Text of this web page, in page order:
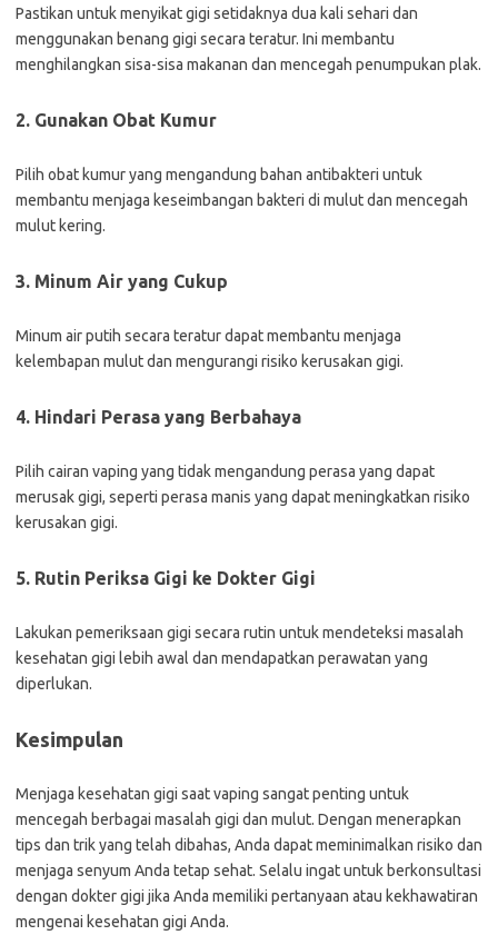
Pastikan untuk menyikat gigi setidaknya dua kali sehari dan
menggunakan benang gigi secara teratur. Ini membantu
menghilangkan sisa-sisa makanan dan mencegah penumpukan plak.
2. Gunakan Obat Kumur
Pilih obat kumur yang mengandung bahan antibakteri untuk
membantu menjaga keseimbangan bakteri di mulut dan mencegah
mulut kering.
3. Minum Air yang Cukup
Minum air putih secara teratur dapat membantu menjaga
kelembapan mulut dan mengurangi risiko kerusakan gigi.
4. Hindari Perasa yang Berbahaya
Pilih cairan vaping yang tidak mengandung perasa yang dapat
merusak gigi, seperti perasa manis yang dapat meningkatkan risiko
kerusakan gigi.
5. Rutin Periksa Gigi ke Dokter Gigi
Lakukan pemeriksaan gigi secara rutin untuk mendeteksi masalah
kesehatan gigi lebih awal dan mendapatkan perawatan yang
diperlukan.
Kesimpulan
Menjaga kesehatan gigi saat vaping sangat penting untuk
mencegah berbagai masalah gigi dan mulut. Dengan menerapkan
tips dan trik yang telah dibahas, Anda dapat meminimalkan risiko dan
menjaga senyum Anda tetap sehat. Selalu ingat untuk berkonsultasi
dengan dokter gigi jika Anda memiliki pertanyaan atau kekhawatiran
mengenai kesehatan gigi Anda.